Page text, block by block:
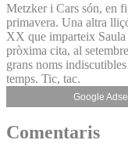
Metzker i Cars són, en
primavera. Una altra
XX que imparteix
pròxima cita, al
grans noms
temps. Tic, tac.
Google
Comentaris